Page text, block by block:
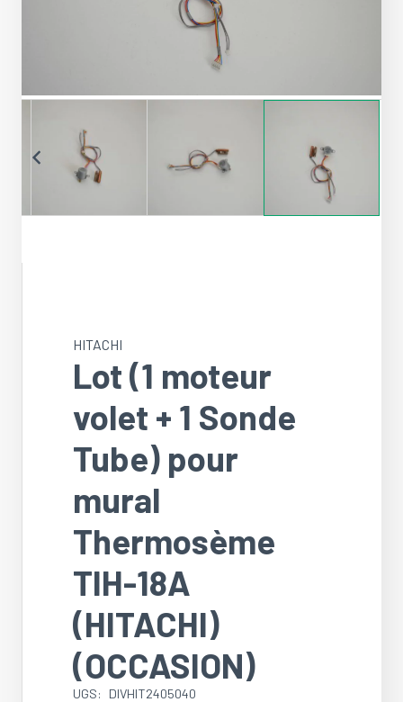
HITACHI
Lot (1 moteur
volet + 1 Sonde
Tube) pour
mural
Thermosème
TIH-18A
(HITACHI)
(OCCASION)
UGS: DIVHIT2405040